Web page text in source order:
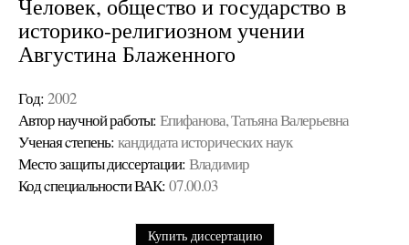
Человек, общество и государство в
историко-религиозном учении
Августина Блаженного
Год: 2002
Автор научной работы: Епифанова, Татьяна Валерьевна
Ученая cтепень: кандидата исторических наук
Место защиты диссертации: Владимир
Код cпециальности ВАК: 07.00.03
Купить диссертацию